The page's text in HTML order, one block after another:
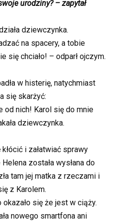
urodziny? – zapytał
dziewczynka.
na spacery, a tobie
się chciało! – odparł ojczym.
w histerię, natychmiast
się skarżyć:
od nich! Karol się do mnie
dziewczynka.
i załatwiać sprawy
została wysłana do
tam jej matka z rzeczami i
z Karolem.
się że jest w ciąży.
nowego smartfona ani